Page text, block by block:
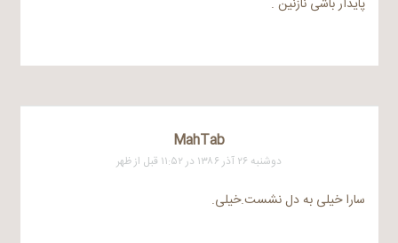
پایدار باشی نازنین .
MahTab
دوشنبه ۲۶ آذر ۱۳۸۶ در ۱۱:۵۲ قبل از ظهر
سارا خیلی به دل نشست.خیلی.